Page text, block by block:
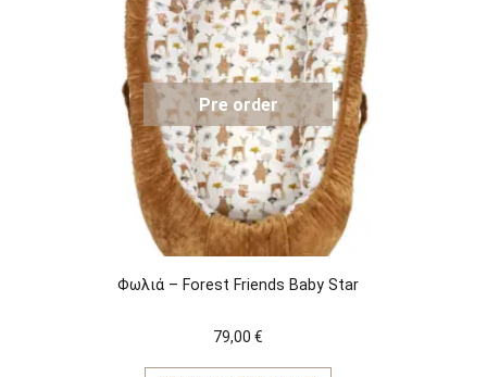
Pre order
Φωλιά – Forest Friends Baby Star
79,00 €